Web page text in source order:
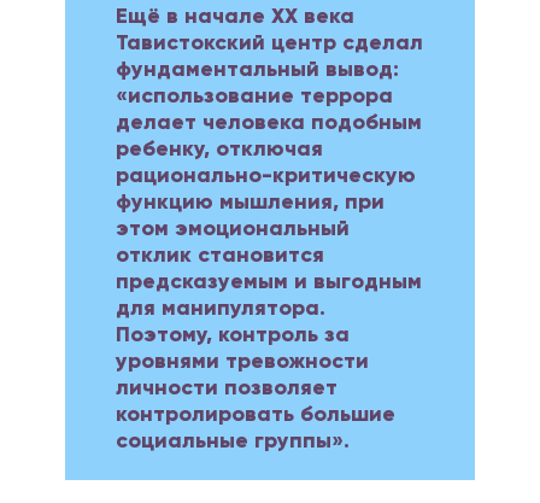
Ещё в начале XX века
Тавистокский центр сделал
фундаментальный вывод:
«использование террора
делает человека подобным
ребенку, отключая
рационально-критическую
функцию мышления, при
этом эмоциональный
отклик становится
предсказуемым и выгодным
для манипулятора.
Поэтому, контроль за
уровнями тревожности
личности позволяет
контролировать большие
социальные группы».